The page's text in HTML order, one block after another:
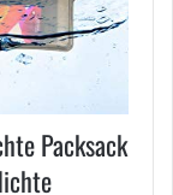
Packsack